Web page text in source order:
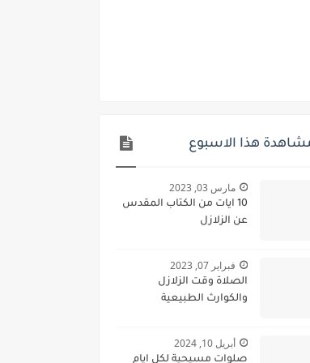
مشاهدة هذا الاسبوع
مارس 03, 2023
10 ايات من الكتاب المقدس
عن الزلازل
فبراير 07, 2023
الصلاة وقت الزلازل
والكوارث الطبيعية
أبريل 10, 2024
صلوات مسيحية لكل ايام